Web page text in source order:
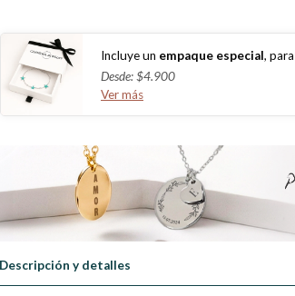
Incluye un empaque especial,
Desde: $4.900
Ver más
Descripción y detalles